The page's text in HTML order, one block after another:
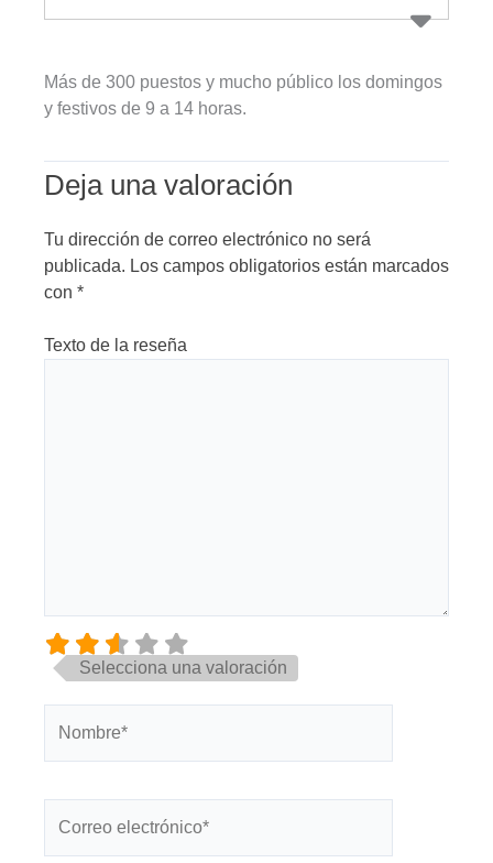
Más de 300 puestos y mucho público los domingos
y festivos de 9 a 14 horas.
Deja una valoración
Tu dirección de correo electrónico no será
publicada. Los campos obligatorios están marcados
con *
Texto de la reseña
Selecciona una valoración
electrónico*